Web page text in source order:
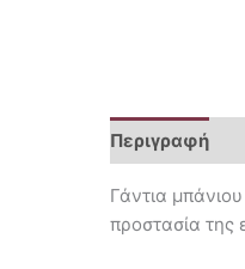
Περιγραφή
Γάντια
προστασία της